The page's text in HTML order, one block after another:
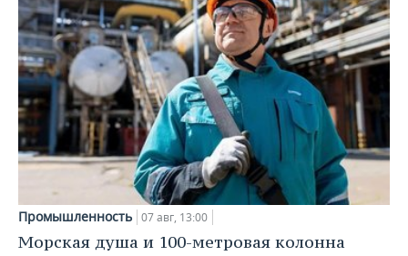
Промышленность 07 авг, 13:00
Морская душа и 100-метровая колонна